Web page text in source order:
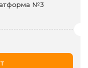
№3